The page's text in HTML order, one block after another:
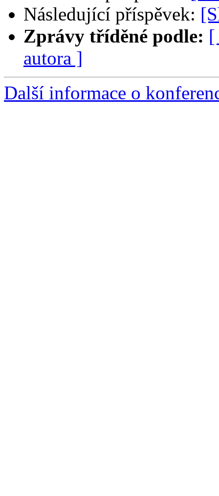
Následující příspěvek:
Zprávy tříděné podle: [
autora ]
Další informace o